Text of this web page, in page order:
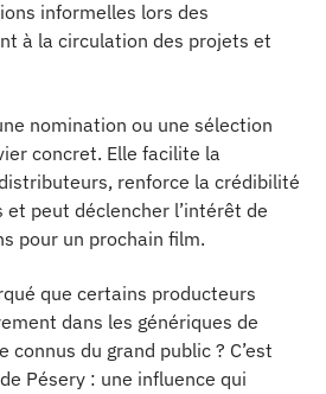
informelles lors des
à la circulation des projets et
nomination ou une sélection
concret. Elle facilite la
renforce la crédibilité
peut déclencher l’intérêt de
pour un prochain film.
que certains producteurs
dans les génériques de
du grand public ? C’est
Pésery : une influence qui